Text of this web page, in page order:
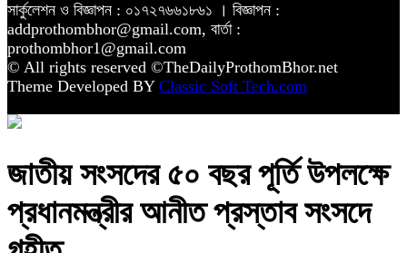
সার্কুলেশন ও বিজ্ঞাপন : ০১৭২৭৬৬১৮৬১ । বিজ্ঞাপন :
addprothombhor@gmail.com, বার্তা :
prothombhor1@gmail.com
© All rights reserved ©TheDailyProthomBhor.net
Theme Developed BY Classic Soft Tech.com
জাতীয় সংসদের ৫০ বছর পূর্তি উপলক্ষে
প্রধানমন্ত্রীর আনীত প্রস্তাব সংসদে